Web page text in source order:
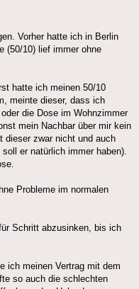
Vorher hatte ich in Berlin
(50/10) lief immer ohne
hatte ich meinen 50/10
meinte dieser, dass ich
die Dose im Wohnzimmer
mein Nachbar über mir kein
dieser zwar nicht und auch
er natürlich immer haben).
Probleme im normalen
Schritt abzusinken, bis ich
ich meinen Vertrag mit dem
so auch die schlechten